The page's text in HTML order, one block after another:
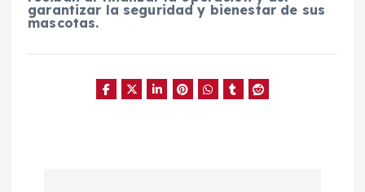
garantizar la seguridad y bienestar de sus
mascotas.